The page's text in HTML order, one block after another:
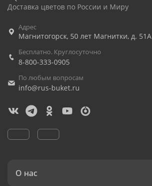
Доставка цветов по России и Миру
Адрес
Магнитогорск, 50 лет Магнитки, д. 51А
Бесплатно. Круглосуточно
8-800-333-0905
По любым вопросам
info@rus-buket.ru
О нас